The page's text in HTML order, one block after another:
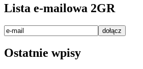
Lista e-mailowa 2GR
Ostatnie wpisy